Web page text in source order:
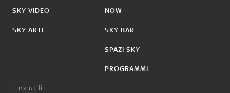
SKY VIDEO
SKY ARTE
NOW
SKY BAR
SPAZI SKY
PROGRAMMI
Link utili: